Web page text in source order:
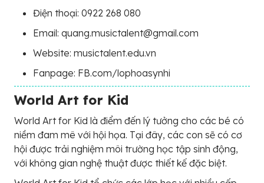
Điện thoại: 0922 268 080
Email: quang.musictalent@gmail.com
Website: musictalent.edu.vn
Fanpage: FB.com/lophoasynhi
World Art for Kid
World Art for Kid là điểm đến lý tưởng cho các bé có
niềm đam mê với hội họa. Tại đây, các con sẽ có cơ
hội được trải nghiệm môi trường học tập sinh động,
với không gian nghệ thuật được thiết kế đặc biệt.